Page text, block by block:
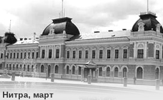
Нитра, март